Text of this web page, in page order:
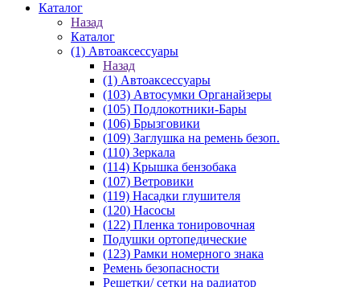
Каталог
Назад
Каталог
(1) Автоаксессуары
Назад
(1) Автоаксессуары
(103) Автосумки Органайзеры
(105) Подлокотники-Бары
(106) Брызговики
(109) Заглушка на ремень безоп.
(110) Зеркала
(114) Крышка бензобака
(107) Ветровики
(119) Насадки глушителя
(120) Насосы
(122) Пленка тонировочная
Подушки ортопедические
(123) Рамки номерного знака
Ремень безопасности
Решетки/ сетки на радиатор